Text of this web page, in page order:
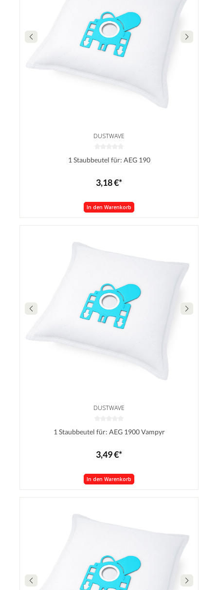
DUSTWAVE
1 Staubbeutel für: AEG 190
3,18 €*
In den Warenkorb
DUSTWAVE
1 Staubbeutel für: AEG 1900 Vampyr
3,49 €*
In den Warenkorb